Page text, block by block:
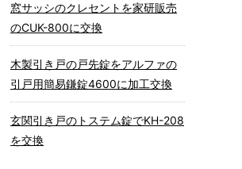
窓サッシのクレセントを家研販売
のCUK-800に交換
木製引き戸の戸先錠をアルファの
引戸用簡易鎌錠4600に加工交換
玄関引き戸のトステム錠でKH-208
を交換